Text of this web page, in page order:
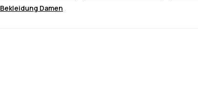
Bekleidung Damen